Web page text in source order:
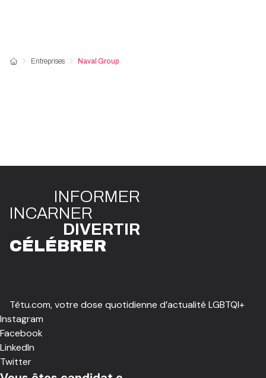
Entreprises Naval Group
INFORMER
INCARNER
DIVERTIR
CÉLÉBRER
Têtu.com, votre dose quotidienne d’actualité LGBTQI+
Instagram
Facebook
LinkedIn
Twitter